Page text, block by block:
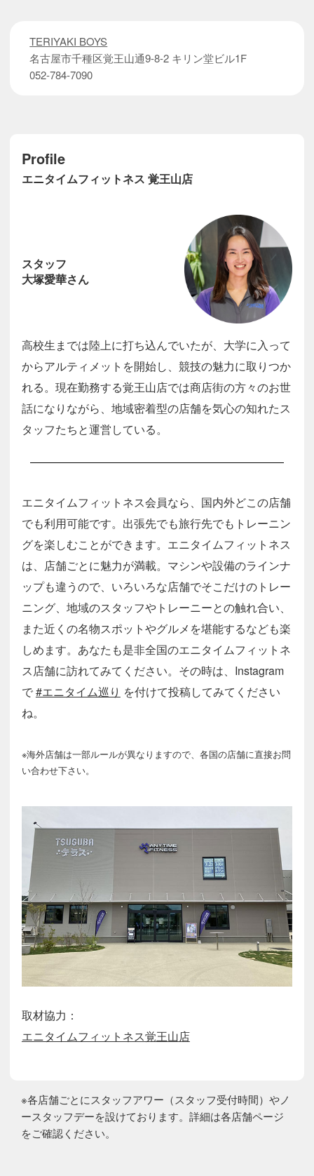
TERIYAKI BOYS
名古屋市千種区覚王山通9-8-2 キリン堂ビル1F
052-784-7090
Profile
エニタイムフィットネス 覚王山店
スタッフ
大塚愛華さん
高校生までは陸上に打ち込んでいたが、大学に入って
からアルティメットを開始し、競技の魅力に取りつか
れる。現在勤務する覚王山店では商店街の方々のお世
話になりながら、地域密着型の店舗を気心の知れたス
タッフたちと運営している。
エニタイムフィットネス会員なら、国内外どこの店舗
でも利用可能です。出張先でも旅行先でもトレーニン
グを楽しむことができます。エニタイムフィットネス
は、店舗ごとに魅力が満載。マシンや設備のラインナ
ップも違うので、いろいろな店舗でそこだけのトレー
ニング、地域のスタッフやトレーニーとの触れ合い、
また近くの名物スポットやグルメを堪能するなども楽
しめます。あなたも是非全国のエニタイムフィットネ
ス店舗に訪れてみてください。その時は、Instagram
で#エニタイム巡り を付けて投稿してみてください
ね。
※海外店舗は一部ルールが異なりますので、各国の店舗に直接お問
い合わせ下さい。
取材協力：
エニタイムフィットネス覚王山店
※各店舗ごとにスタッフアワー（スタッフ受付時間）やノ
ースタッフデーを設けております。詳細は各店舗ページ
をご確認ください。